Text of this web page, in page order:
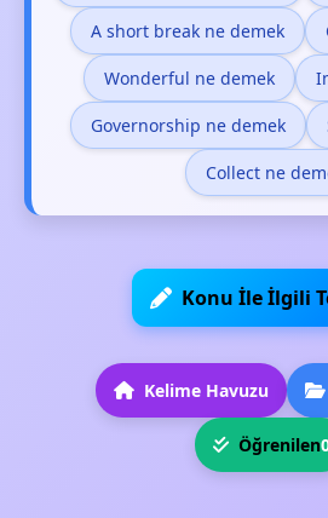
A short break ne demek
Wonderful ne demek
Governorship ne demek
Collect ne
Konu İle İlgili
Kelime Havuzu
Öğrenilen